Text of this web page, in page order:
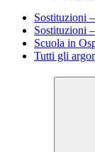
Sostituzioni
Sostituzioni
Scuola in
Tutti gli